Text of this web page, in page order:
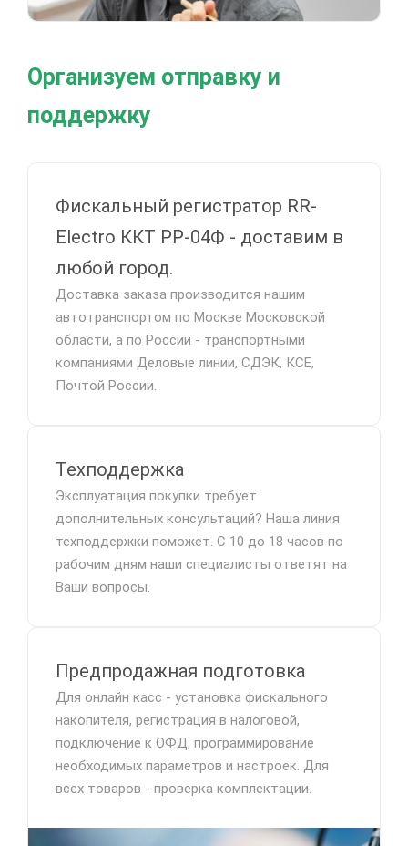
Организуем отправку и
поддержку
Фискальный регистратор RR-
Electro ККТ РР-04Ф - доставим в
любой город.
Доставка заказа производится нашим
автотранспортом по Москве Московской
области, а по России - транспортными
компаниями Деловые линии, СДЭК, КСЕ,
Почтой России.
Техподдержка
Эксплуатация покупки требует
дополнительных консультаций? Наша линия
техподдержки поможет. С 10 до 18 часов по
рабочим дням наши специалисты ответят на
Ваши вопросы.
Предпродажная подготовка
Для онлайн касс - установка фискального
накопителя, регистрация в налоговой,
подключение к ОФД, программирование
необходимых параметров и настроек. Для
всех товаров - проверка комплектации.